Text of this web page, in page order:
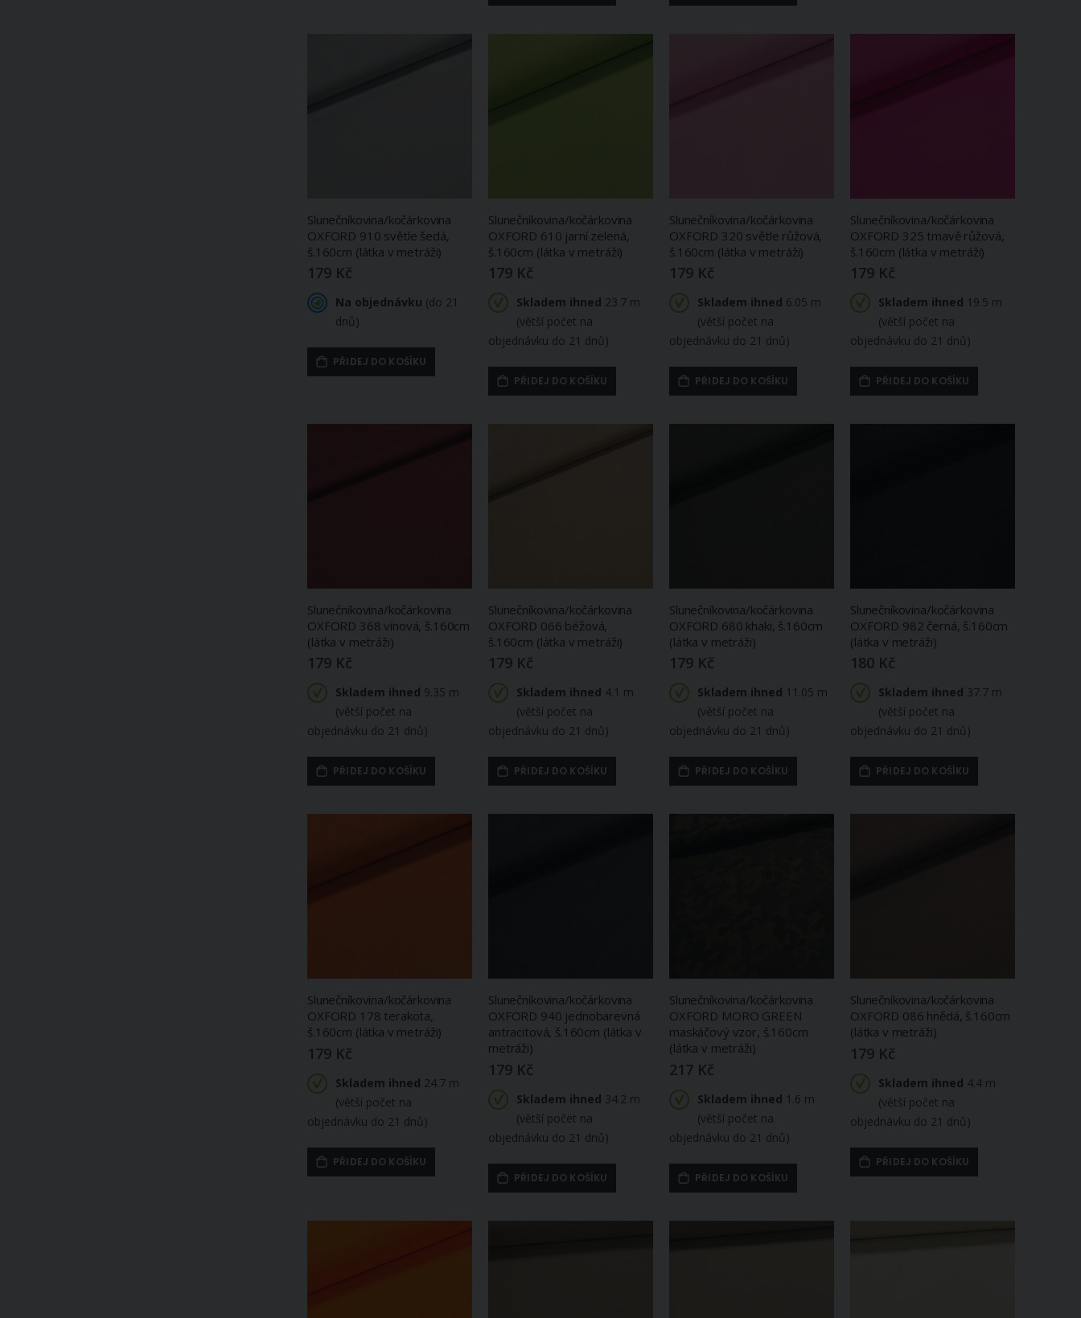
Slunečníkovina/kočárkovina
OXFORD 910 světle šedá,
š.160cm (látka v metráži)
179 Kč
Na objednávku (do 21
dnů)
PŘIDEJ DO KOŠÍKU
Slunečníkovina/kočárkovina
OXFORD 610 jarní zelená,
š.160cm (látka v metráži)
179 Kč
Skladem ihned 23.7 m
(větší počet na
objednávku do 21 dnů)
PŘIDEJ DO KOŠÍKU
Slunečníkovina/kočárkovina
OXFORD 320 světle růžová,
š.160cm (látka v metráži)
179 Kč
Skladem ihned 6.05 m
(větší počet na
objednávku do 21 dnů)
PŘIDEJ DO KOŠÍKU
Slunečníkovina/kočárkovina
OXFORD 325 tmavě růžová,
š.160cm (látka v metráži)
179 Kč
Skladem ihned 19.5 m
(větší počet na
objednávku do 21 dnů)
PŘIDEJ DO KOŠÍKU
Slunečníkovina/kočárkovina
OXFORD 368 vínová, š.160cm
(látka v metráži)
179 Kč
Skladem ihned 9.35 m
(větší počet na
objednávku do 21 dnů)
PŘIDEJ DO KOŠÍKU
Slunečníkovina/kočárkovina
OXFORD 066 béžová,
š.160cm (látka v metráži)
179 Kč
Skladem ihned 4.1 m
(větší počet na
objednávku do 21 dnů)
PŘIDEJ DO KOŠÍKU
Slunečníkovina/kočárkovina
OXFORD 680 khaki, š.160cm
(látka v metráži)
179 Kč
Skladem ihned 11.05 m
(větší počet na
objednávku do 21 dnů)
PŘIDEJ DO KOŠÍKU
Slunečníkovina/kočárkovina
OXFORD 982 černá, š.160cm
(látka v metráži)
180 Kč
Skladem ihned 37.7 m
(větší počet na
objednávku do 21 dnů)
PŘIDEJ DO KOŠÍKU
Slunečníkovina/kočárkovina
OXFORD 178 terakota,
š.160cm (látka v metráži)
179 Kč
Skladem ihned 24.7 m
(větší počet na
objednávku do 21 dnů)
PŘIDEJ DO KOŠÍKU
Slunečníkovina/kočárkovina
OXFORD 940 jednobarevná
antracitová, š.160cm (látka v
metráži)
179 Kč
Skladem ihned 34.2 m
(větší počet na
objednávku do 21 dnů)
PŘIDEJ DO KOŠÍKU
Slunečníkovina/kočárkovina
OXFORD MORO GREEN
maskáčový vzor, š.160cm
(látka v metráži)
217 Kč
Skladem ihned 1.6 m
(větší počet na
objednávku do 21 dnů)
PŘIDEJ DO KOŠÍKU
Slunečníkovina/kočárkovina
OXFORD 086 hnědá, š.160cm
(látka v metráži)
179 Kč
Skladem ihned 4.4 m
(větší počet na
objednávku do 21 dnů)
PŘIDEJ DO KOŠÍKU